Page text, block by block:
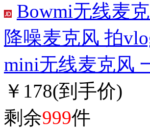
Bowmi无线麦
降噪麦克风 拍
mini无线麦克风
￥178(到手价)
剩余999件